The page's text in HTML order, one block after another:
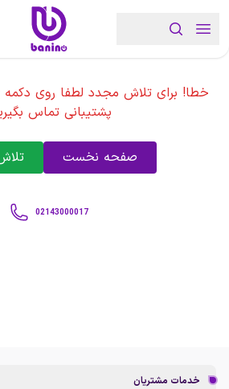
خطا! برای تلاش مجدد لطفا روی دکمه
پشتیبانی تماس
صفحه نخست
02143000017
خدمات مشتریان